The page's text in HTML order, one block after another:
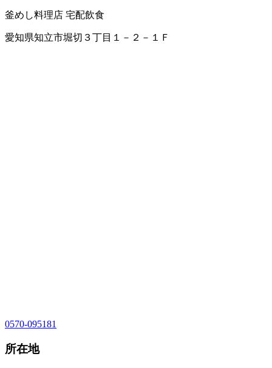
釜めし料理店 宅配飲食
愛知県知立市堀切３丁目１－２－１Ｆ
0570-095181
所在地